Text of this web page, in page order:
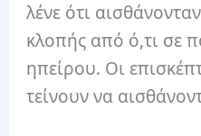
λένε ότι
κλοπής από ό,τι σε
ηπείρου. Οι
τείνουν να